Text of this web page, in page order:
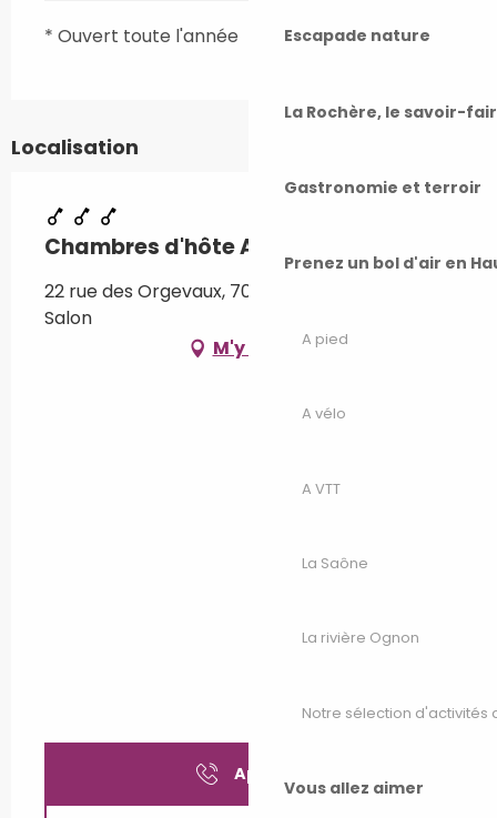
Escapade nature
La Rochère, le savoir-
Gastronomie et terroir
Prenez un bol d'air en
A pied
A vélo
A VTT
La Saône
La rivière Ognon
Notre sélection d'activités
Vous allez aimer
* Ouvert toute l'année
Localisation
Chambres d'hôte Au bon vivant
22 rue des Orgevaux, 70180 Dampierre-sur-
Salon
M'y rendre
Appeler